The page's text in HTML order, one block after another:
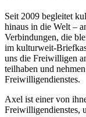
Seit 2009 begleitet
hinaus in die Welt –
Verbindungen, die
im kulturweit-
uns die Freiwilligen
teilhaben und
Freiwilligendienstes.
Axel ist einer von
Freiwilligendienstes,